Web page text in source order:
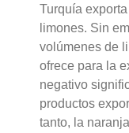
Turquía
limones. Sin
volúmenes de
ofrece para la
negativo
productos
tanto, la